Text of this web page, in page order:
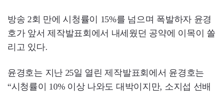
방송 2회 만에 시청률이 15%를 넘으며 폭발하자 윤경
호가 앞서 제작발표회에서 내세웠던 공약에 이목이 쏠
리고 있다.
윤경호는 지난 25일 열린 제작발표회에서 윤경호는
“시청률이 10% 이상 나와도 대박이지만, 소지섭 선배